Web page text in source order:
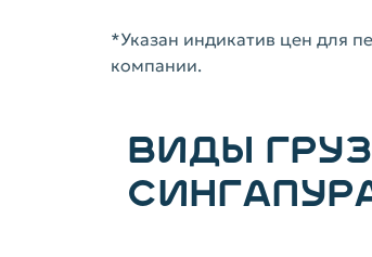
*Указан индикатив цен для
компании.
ВИДЫ